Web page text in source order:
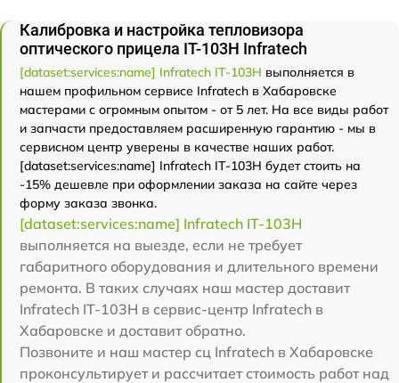
Калибровка и настройка тепловизора
оптического прицела IT-103Н Infratech
[dataset:services:name] Infratech IT-103Н выполняется в
нашем профильном сервисе Infratech в Хабаровске
мастерами с огромным опытом - от 5 лет. На все виды работ
и запчасти предоставляем расширенную гарантию - мы в
сервисном центр уверены в качестве наших работ.
[dataset:services:name] Infratech IT-103Н будет стоить на
-15% дешевле при оформлении заказа на сайте через
форму заказа звонка.
[dataset:services:name] Infratech IT-103Н
выполняется на выезде, если не требует
габаритного оборудования и длительного времени
ремонта. В таких случаях наш мастер доставит
Infratech IT-103Н в сервис-центр Infratech в
Хабаровске и доставит обратно.
Позвоните и наш мастер сц Infratech в Хабаровске
проконсультирует и рассчитает стоимость работ над